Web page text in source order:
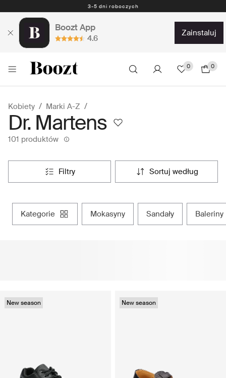
Darmowe zwroty - 30 dni Darmowe zwroty z przedpłaconą etykietą
Boozt App
4.6
zainstaluj
0 0
Kobiety Marki A-Z
Dr. Martens
101 produktów
filtry sortuj według
kategorie mokasyny sandały baleriny
New season New season